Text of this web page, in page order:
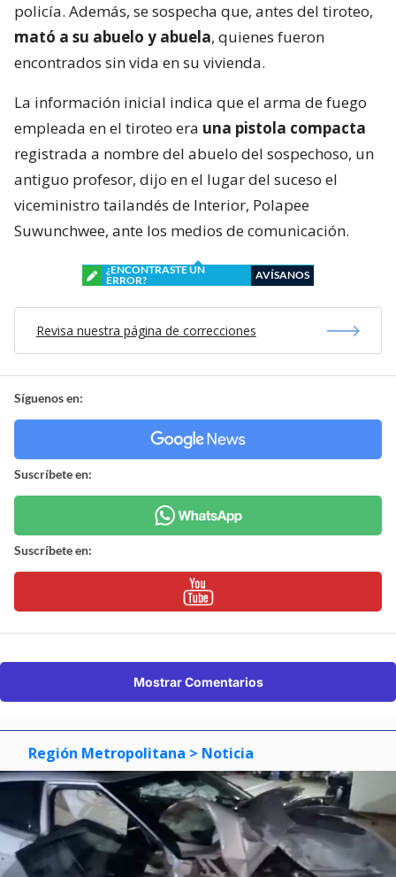
policía. Además, se sospecha que, antes del tiroteo,
mató a su abuelo y abuela, quienes fueron
encontrados sin vida en su vivienda.
La información inicial indica que el arma de fuego
empleada en el tiroteo era una pistola compacta
registrada a nombre del abuelo del sospechoso, un
antiguo profesor, dijo en el lugar del suceso el
viceministro tailandés de Interior, Polapee
Suwunchwee, ante los medios de comunicación.
¿ENCONTRASTE UN
ERROR?
AVÍSANOS
Revisa nuestra página de correcciones
Síguenos en:
Suscríbete en:
Suscríbete en:
Mostrar Comentarios
Región Metropolitana > Noticia